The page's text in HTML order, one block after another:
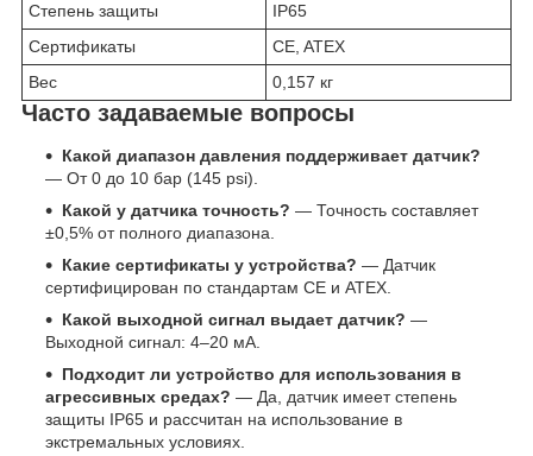
Степень защиты
IP65
Сертификаты
CE, ATEX
Вес
0,157 кг
Часто задаваемые вопросы
Какой диапазон давления поддерживает датчик?
— От 0 до 10 бар (145 psi).
Какой у датчика точность? — Точность составляет
±0,5% от полного диапазона.
Какие сертификаты у устройства? — Датчик
сертифицирован по стандартам CE и ATEX.
Какой выходной сигнал выдает датчик? —
Выходной сигнал: 4–20 мА.
Подходит ли устройство для использования в
агрессивных средах? — Да, датчик имеет степень
защиты IP65 и рассчитан на использование в
экстремальных условиях.